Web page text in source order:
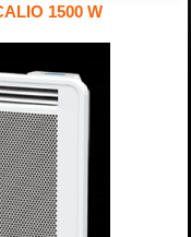
1500 W